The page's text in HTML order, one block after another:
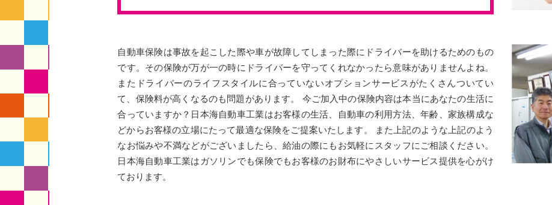
自動車保険は事故を起こした際や車が故障してしまった際にドライバーを助けるためのもの
です。その保険が万が一の時にドライバーを守ってくれなかったら意味がありませんよね。
またドライバーのライフスタイルに合っていないオプションサービスがたくさんついてい
て、保険料が高くなるのも問題があります。 今ご加入中の保険内容は本当にあなたの生活に
合っていますか？日本海自動車工業はお客様の生活、自動車の利用方法、年齢、家族構成な
どからお客様の立場にたって最適な保険をご提案いたします。 また上記のような上記のよう
なお悩みや不満などがございましたら、給油の際にもお気軽にスタッフにご相談ください。
日本海自動車工業はガソリンでも保険でもお客様のお財布にやさしいサービス提供を心がけ
ております。